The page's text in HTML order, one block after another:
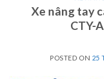
Xe nâng tay
CTY-
POSTED ON 25